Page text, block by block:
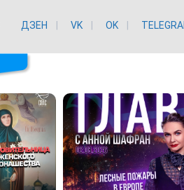
ДЗЕН VK ОK